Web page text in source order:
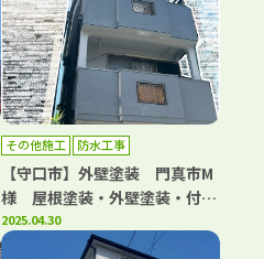
その他施工 防水工事
【守口市】外壁塗装 門真市M
様 屋根塗装・外壁塗装・付帯
部塗装・防水工事 アビリティ
ペイント
2025.04.30